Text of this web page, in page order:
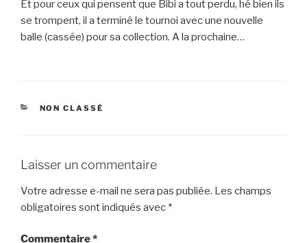
Et pour ceux qui pensent que Bibi a tout perdu, hé bien ils
se trompent, il a terminé le tournoi avec une nouvelle
balle (cassée) pour sa collection. A la prochaine…
CATÉGORIES
NON CLASSÉ
Laisser un commentaire
Votre adresse e-mail ne sera pas publiée. Les champs
obligatoires sont indiqués avec *
Commentaire*